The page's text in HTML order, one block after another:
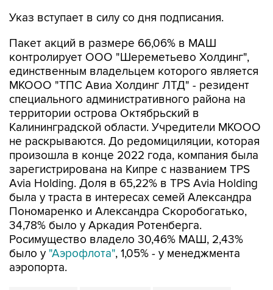
Указ вступает в силу со дня подписания.
Пакет акций в размере 66,06% в МАШ
контролирует ООО "Шереметьево Холдинг",
единственным владельцем которого является
МКООО "ТПС Авиа Холдинг ЛТД" - резидент
специального административного района на
территории острова Октябрьский в
Калининградской области. Учредители МКООО
не раскрываются. До редомициляции, которая
произошла в конце 2022 года, компания была
зарегистрирована на Кипре с названием TPS
Avia Holding. Доля в 65,22% в TPS Avia Holding
была у траста в интересах семей Александра
Пономаренко и Александра Скоробогатько,
34,78% было у Аркадия Ротенберга.
Росимущество владело 30,46% МАШ, 2,43%
было у "Аэрофлота", 1,05% - у менеджмента
аэропорта.